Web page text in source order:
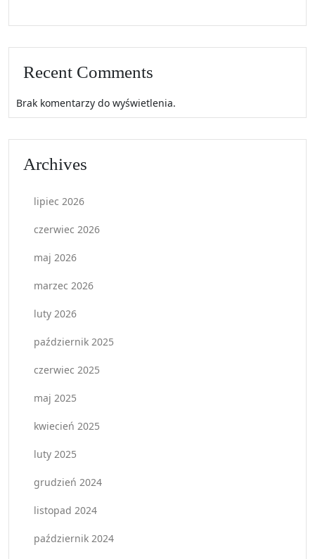
Recent Comments
Brak komentarzy do wyświetlenia.
Archives
lipiec 2026
czerwiec 2026
maj 2026
marzec 2026
luty 2026
październik 2025
czerwiec 2025
maj 2025
kwiecień 2025
luty 2025
grudzień 2024
listopad 2024
październik 2024